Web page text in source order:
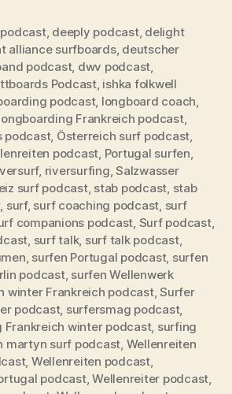
, deeply podcast, delight
alliance surfboards, deutscher
podcast, dwv podcast,
Podcast, ishka folkwell
podcast, longboard coach,
Frankreich podcast,
podcast, Österreich surf podcast,
podcast, Portugal surfen,
, riversurfing,Salzwasser
surf podcast, stab podcast, stab
, surf, surf coaching podcast, surf
companions podcast, Surf podcast,
, surf talk, surf talk podcast,
, surfen Portugal podcast, surfen
podcast, surfen Wellenwerk
winter Frankreich podcast,Surfer
podcast, surfersmag podcast,
Frankreich winter podcast, surfing
martyn surf podcast, Wellenreiten
, Wellenreiten podcast,
podcast,Wellenreiter podcast,